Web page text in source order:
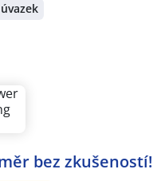
bez zkušeností!